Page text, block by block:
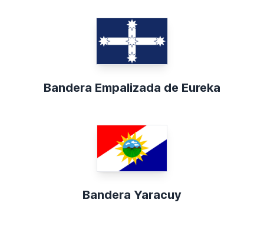
Bandera Empalizada de Eureka
Bandera Yaracuy